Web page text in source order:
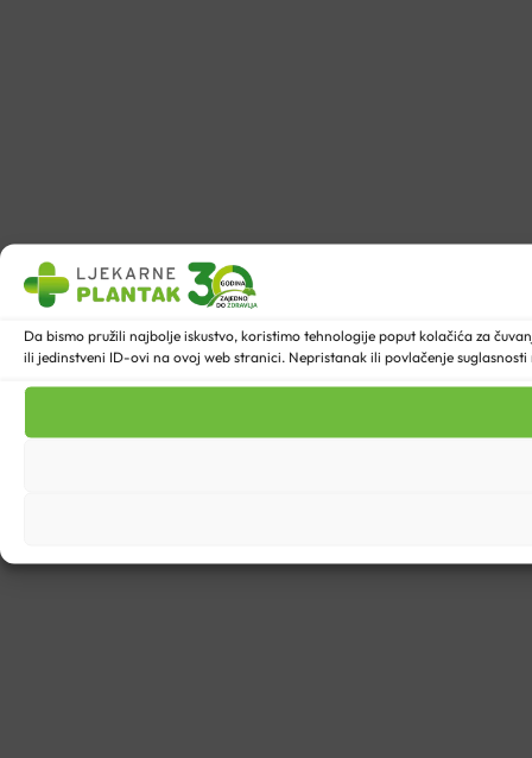
Da bismo pružili najbolje iskustvo, koristimo tehnologije poput kolačića za
ili jedinstveni ID-ovi na ovoj web stranici. Nepristanak ili povlačenje